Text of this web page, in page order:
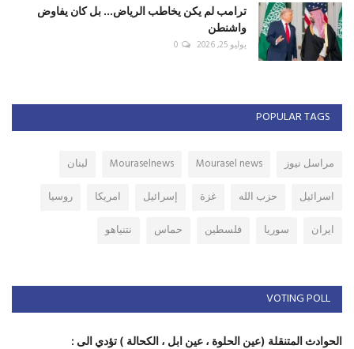
ترامب لم يكن يخاطب الرياض... بل كان يفاوض
واشنطن
يوليو 25, 2026 0
POPULAR TAGS
مراسل نيوز Mourasel news
Mouraselnews
لبنان
اسرائيل
حزب الله غزة إسرائيل امريكا
روسيا
ايران
سوريا فلسطين حماس نتنياهو
VOTING POLL
الحوادث المتنقلة (عين الحلوة ، عين ابل ، الكحالة ) تؤدي الى :